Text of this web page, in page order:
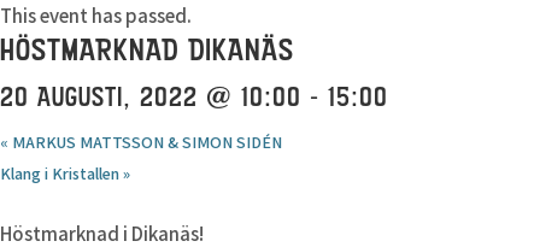
This event has passed.
HÖSTMARKNAD DIKANÄS
20 AUGUSTI, 2022 @ 10:00 - 15:00
« MARKUS MATTSSON & SIMON SIDÉN
Klang i Kristallen»
Höstmarknad i Dikanäs!